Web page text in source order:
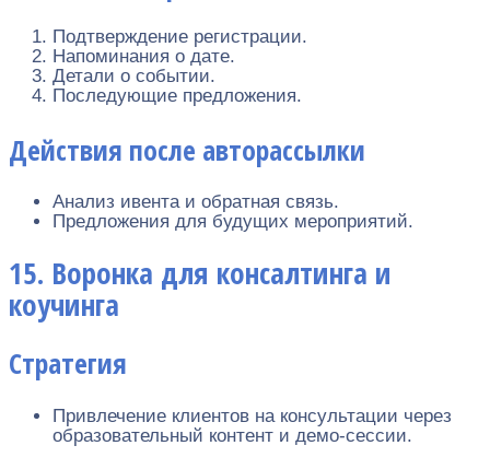
Подтверждение регистрации.
Напоминания о дате.
Детали о событии.
Последующие предложения.
Действия после авторассылки
Анализ ивента и обратная связь.
Предложения для будущих мероприятий.
15. Воронка для консалтинга и
коучинга
Стратегия
Привлечение клиентов на консультации через
образовательный контент и демо-сессии.